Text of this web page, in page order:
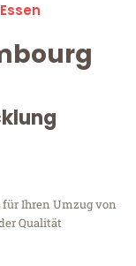
für Ihren Umzug von
Qualität